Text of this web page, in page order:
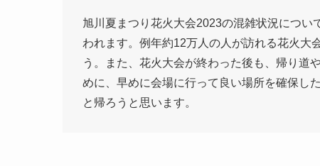
旭川夏まつり花火大会2023の混雑状況につ
われます。例年約12万人の人が訪れる花火大
う。また、花火大会が終わった後も、帰り道
めに、早めに会場に行って良い場所を確保し
と帰ろうと思います。